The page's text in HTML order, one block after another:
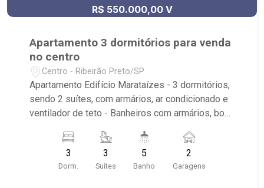
R$ 550.000,00 V
Apartamento 3 dormitórios para venda
no centro
Centro - Ribeirão Preto/SP
Apartamento Edifício Marataízes - 3 dormitórios,
sendo 2 suítes, com armários, ar condicionado e
ventilador de teto - Banheiros com armários, box
planejada - Área de serviço com armário -
Dormitório de serviço - Lavabo - Sacada - 2
vagas paralelas - Condomínio com piscina, área
3
Dorm.
3
Suítes
5
Banho
2
Garagens